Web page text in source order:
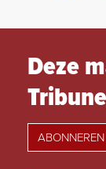
Deze
Tribune
ABONNEREN